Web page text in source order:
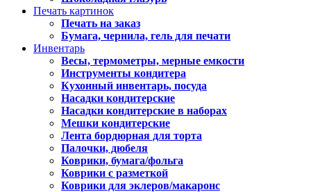
Печать картинок
Печать на заказ
Бумага, чернила, гель для печати
Инвентарь
Весы, термометры, мерные емкости
Инструменты кондитера
Кухонный инвентарь, посуда
Насадки кондитерские
Насадки кондитерские в наборах
Мешки кондитерские
Лента бордюрная для торта
Палочки, дюбеля
Коврики, бумага/фольга
Коврики с разметкой
Коврики для эклеров/макаронс